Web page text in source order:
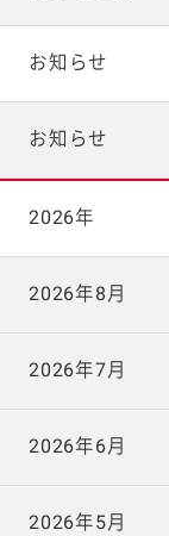
お知らせ
お知らせ
2026年
2026年8月
2026年7月
2026年6月
2026年5月